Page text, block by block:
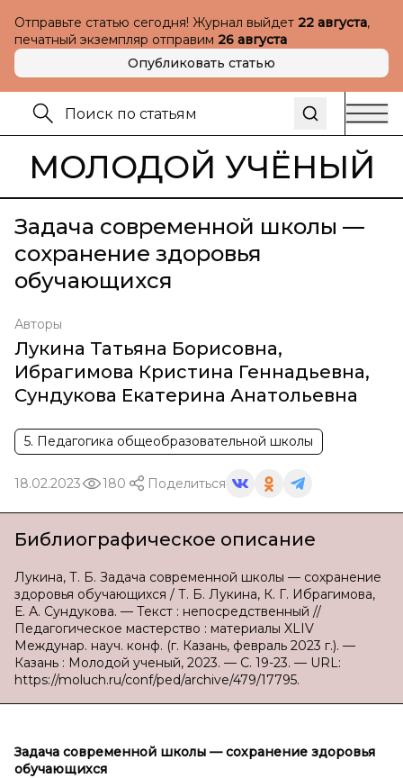
Отправьте статью сегодня! Журнал выйдет 22 августа,
печатный экземпляр отправим 26 августа
Опубликовать статью
МОЛОДОЙ УЧЁНЫЙ
Задача современной школы —
сохранение здоровья
обучающихся
Авторы
Лукина Татьяна Борисовна,
Ибрагимова Кристина Геннадьевна,
Сундукова Екатерина Анатольевна
5. Педагогика общеобразовательной школы
18.02.2023 180 Поделиться
Библиографическое описание
Лукина, Т. Б. Задача современной школы — сохранение
здоровья обучающихся / Т. Б. Лукина, К. Г. Ибрагимова,
Е. А. Сундукова. — Текст : непосредственный //
Педагогическое мастерство : материалы XLIV
Междунар. науч. конф. (г. Казань, февраль 2023 г.). —
Казань : Молодой ученый, 2023. — С. 19-23. — URL:
https://moluch.ru/conf/ped/archive/479/17795.
Задача современной школы — сохранение здоровья
обучающихся